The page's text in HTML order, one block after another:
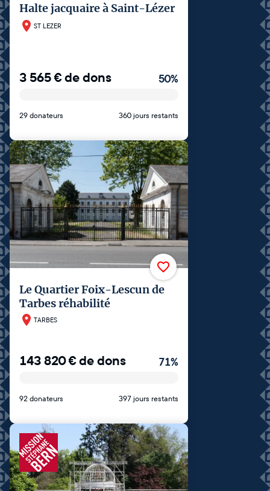
Halte jacquaire à Saint-Lézer
ST LEZER
3 565€de dons 50%
29 donateurs 360 jours restants
Le Quartier Foix-Lescun de
Tarbes réhabilité
TARBES
143 820€de dons 71%
92 donateurs 397 jours restants